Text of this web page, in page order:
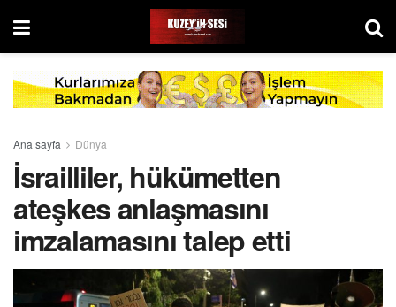
Ana sayfa Dünya
İsrailliler, hükümetten
ateşkes anlaşmasını
imzalamasını talep etti